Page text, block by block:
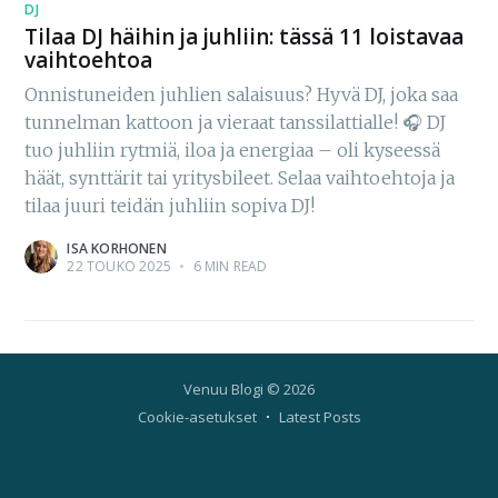
DJ
Tilaa DJ häihin ja juhliin: tässä 11 loistavaa
vaihtoehtoa
Onnistuneiden juhlien salaisuus? Hyvä DJ, joka saa
tunnelman kattoon ja vieraat tanssilattialle! 🎧 DJ
tuo juhliin rytmiä, iloa ja energiaa – oli kyseessä
häät, synttärit tai yritysbileet. Selaa vaihtoehtoja ja
tilaa juuri teidän juhliin sopiva DJ!
ISA KORHONEN
22 TOUKO 2025 • 6 MIN READ
Venuu Blogi © 2026
Cookie-asetukset
Latest Posts